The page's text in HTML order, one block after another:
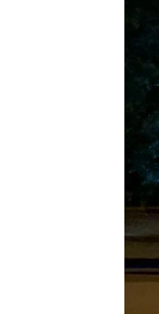
Eskişehir
Eskişehir
Eskişehir
Eskişehir